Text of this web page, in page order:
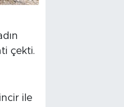
çekti.
ile